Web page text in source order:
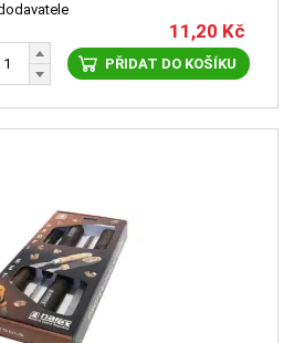
11,20 Kč
PŘIDAT DO KOŠÍKU